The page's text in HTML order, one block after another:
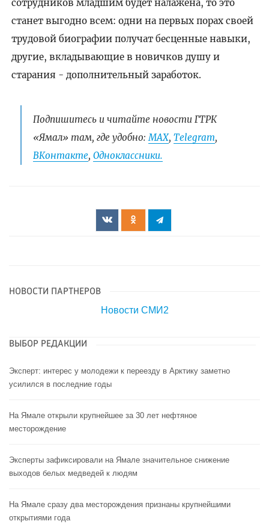
сотрудников младшим будет налажена, то это
станет выгодно всем: одни на первых порах своей
трудовой биографии получат бесценные навыки,
другие, вкладывающие в новичков душу и
старания - дополнительный заработок.
Подпишитесь и читайте новости ГТРК
«Ямал» там, где удобно:МАХ, Telegram,
ВКонтакте, Одноклассники.
НОВОСТИ ПАРТНЕРОВ
Новости СМИ2
ВЫБОР РЕДАКЦИИ
Эксперт: интерес у молодежи к переезду в Арктику заметно
усилился в последние годы
На Ямале открыли крупнейшее за 30 лет нефтяное
месторождение
Эксперты зафиксировали на Ямале значительное снижение
выходов белых медведей к людям
На Ямале сразу два месторождения признаны крупнейшими
открытиями года